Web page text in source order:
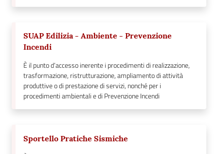
SUAP Edilizia - Ambiente - Prevenzione
Incendi
È il punto d’accesso inerente i procedimenti di realizzazione,
trasformazione, ristrutturazione, ampliamento di attività
produttive o di prestazione di servizi, nonché per i
procedimenti ambientali e di Prevenzione Incendi
Sportello Pratiche Sismiche